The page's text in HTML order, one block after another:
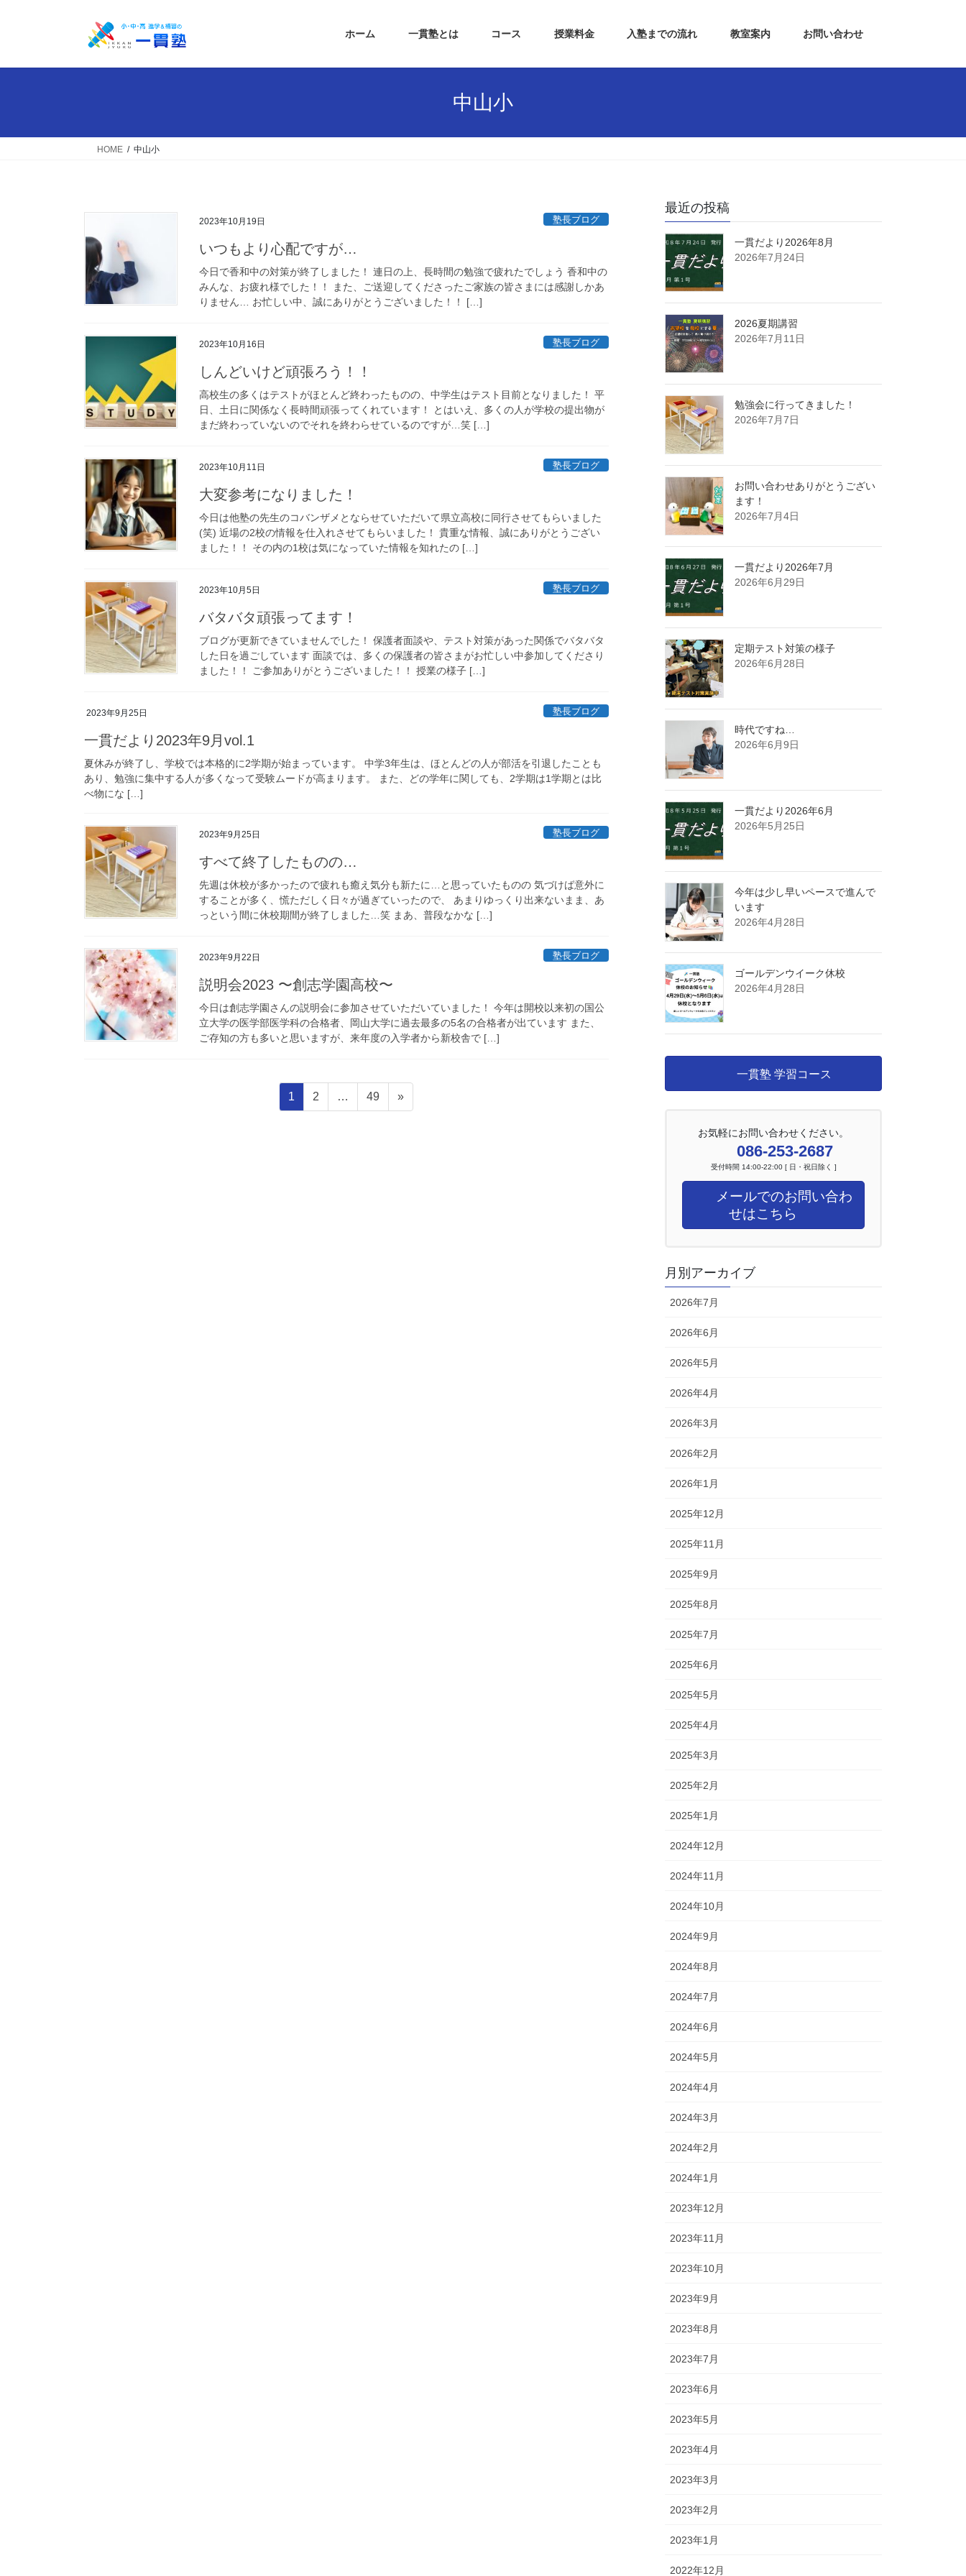
ホーム 一貫塾とは コース 授業料金 入塾までの流れ 教室案内 お問い合わせ
中山小
HOME 中山小
2023年10月19日 塾長ブログ
いつもより心配ですが…
今日で香和中の対策が終了しました！ 連日の上、長時間の勉強で疲れたでしょう 香和中の
みんな、お疲れ様でした！！ また、ご送迎してくださったご家族の皆さまには感謝しかあ
りません… お忙しい中、誠にありがとうございました！！ […]
2023年10月16日 塾長ブログ
しんどいけど頑張ろう！！
高校生の多くはテストがほとんど終わったものの、中学生はテスト目前となりました！ 平
日、土日に関係なく長時間頑張ってくれています！ とはいえ、多くの人が学校の提出物が
まだ終わっていないのでそれを終わらせているのですが…笑 […]
2023年10月11日 塾長ブログ
大変参考になりました！
今日は他塾の先生のコバンザメとならせていただいて県立高校に同行させてもらいました
(笑) 近場の2校の情報を仕入れさせてもらいました！ 貴重な情報、誠にありがとうござい
ました！！ その内の1校は気になっていた情報を知れたの […]
2023年10月5日 塾長ブログ
バタバタ頑張ってます！
ブログが更新できていませんでした！ 保護者面談や、テスト対策があった関係でバタバタ
した日を過ごしています 面談では、多くの保護者の皆さまがお忙しい中参加してくださり
ました！！ ご参加ありがとうございました！！ 授業の様子 […]
2023年9月25日 塾長ブログ
一貫だより2023年9月vol.1
夏休みが終了し、学校では本格的に2学期が始まっています。 中学3年生は、ほとんどの人が部活を引退したことも
あり、勉強に集中する人が多くなって受験ムードが高まります。 また、どの学年に関しても、2学期は1学期とは比
べ物にな […]
2023年9月25日 塾長ブログ
すべて終了したものの…
先週は休校が多かったので疲れも癒え気分も新たに…と思っていたものの 気づけば意外に
することが多く、慌ただしく日々が過ぎていったので、 あまりゆっくり出来ないまま、あ
っという間に休校期間が終了しました…笑 まあ、普段なかな […]
2023年9月22日 塾長ブログ
説明会2023 〜創志学園高校〜
今日は創志学園さんの説明会に参加させていただいていました！ 今年は開校以来初の国公
立大学の医学部医学科の合格者、岡山大学に過去最多の5名の合格者が出ています また、
ご存知の方も多いと思いますが、来年度の入学者から新校舎で […]
固
定
1
固
定
2 …
固
定
49 »
最近の投稿
一貫だより2026年8月
2026年7月24日
2026夏期講習
2026年7月11日
勉強会に行ってきました！
2026年7月7日
お問い合わせありがとうござい
ます！
2026年7月4日
一貫だより2026年7月
2026年6月29日
定期テスト対策の様子
2026年6月28日
時代ですね…
2026年6月9日
一貫だより2026年6月
2026年5月25日
今年は少し早いペースで進んで
います
2026年4月28日
ゴールデンウイーク休校
2026年4月28日
一貫塾 学習コース
お気軽にお問い合わせください。
086-253-2687
受付時間 14:00-22:00 [ 日・祝日除く ]
メールでのお問い合わ
せはこちら
月別アーカイブ
2026年7月
2026年6月
2026年5月
2026年4月
2026年3月
2026年2月
2026年1月
2025年12月
2025年11月
2025年9月
2025年8月
2025年7月
2025年6月
2025年5月
2025年4月
2025年3月
2025年2月
2025年1月
2024年12月
2024年11月
2024年10月
2024年9月
2024年8月
2024年7月
2024年6月
2024年5月
2024年4月
2024年3月
2024年2月
2024年1月
2023年12月
2023年11月
2023年10月
2023年9月
2023年8月
2023年7月
2023年6月
2023年5月
2023年4月
2023年3月
2023年2月
2023年1月
2022年12月